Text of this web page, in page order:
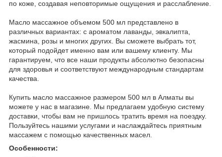
по коже, создавая неповторимые ощущения и расслабление.
Масло массажное объемом 500 мл представлено в
различных вариантах: с ароматом лаванды, эвкалипта,
жасмина, розы и многих других. Вы сможете выбрать тот,
который подойдет именно вам или вашему клиенту. Мы
гарантируем, что все наши продукты абсолютно безопасны
для здоровья и соответствуют международным стандартам
качества.
Купить масло массажное размером 500 мл в Алматы вы
можете у нас в магазине. Мы предлагаем удобную систему
доставки, чтобы вам не пришлось тратить время на поездку.
Пользуйтесь нашими услугами и наслаждайтесь приятным
массажем с помощью качественных масел.
Особенности: